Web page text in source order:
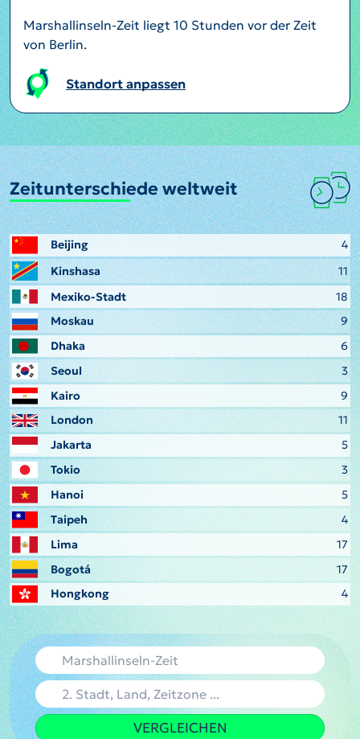
Marshallinseln-Zeit liegt 10 Stunden vor der Zeit
von Berlin.
Standort anpassen
Zeitunterschiede weltweit
Beijing
4
Kinshasa
11
Mexiko-Stadt
18
Moskau
9
Dhaka
6
Seoul
3
Kairo
9
London
11
Jakarta
5
Tokio
3
Hanoi
5
Taipeh
4
Lima
17
Bogotá
17
Hongkong
4
VERGLEICHEN